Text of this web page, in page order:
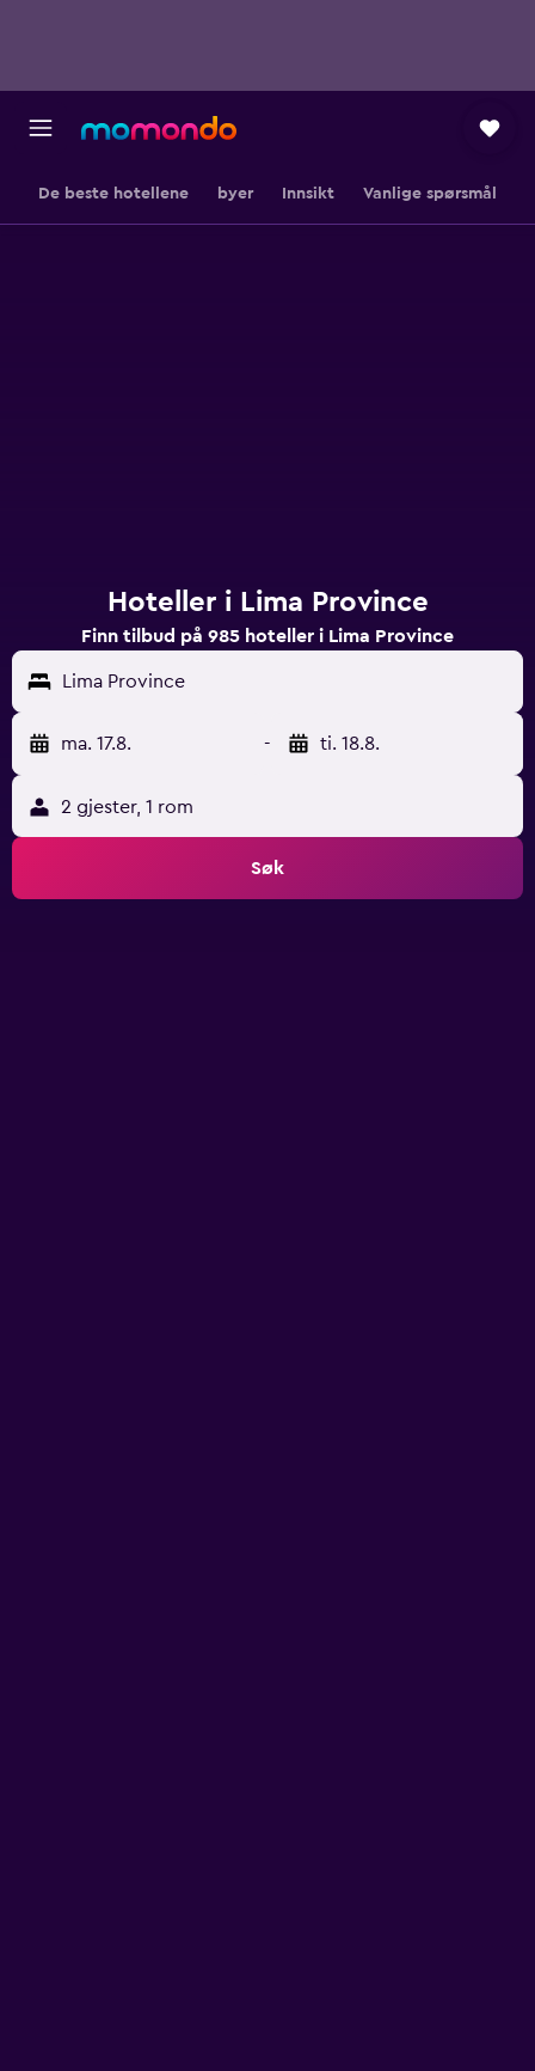
De beste hotellene byer Innsikt Vanlige spørsmål
Hoteller i Lima Province
Finn tilbud på 985 hoteller i Lima Province
Lima Province
ma. 17.8. - ti. 18.8.
2 gjester, 1 rom
Søk